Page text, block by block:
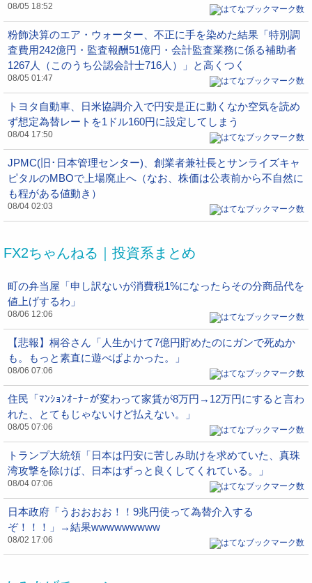
08/05 18:52
粉飾決算のエア・ウォーター、不正に手を染めた結果「特別調
査費用242億円・監査報酬51億円・会計監査業務に係る補助者
1267人（このうち公認会計士716人）」と高くつく
08/05 01:47
トヨタ自動車、日米協調介入で円安是正に動くなか空気を読め
ず想定為替レートを1ドル160円に設定してしまう
08/04 17:50
JPMC(旧･日本管理センター)、創業者兼社長とサンライズキャ
ピタルのMBOで上場廃止へ（なお、株価は公表前から不自然に
も程がある値動き）
08/04 02:03
FX2ちゃんねる｜投資系まとめ
町の弁当屋「申し訳ないが消費税1%になったらその分商品代を
値上げするわ」
08/06 12:06
【悲報】桐谷さん「人生かけて7億円貯めたのにガンで死ぬか
も。もっと素直に遊べばよかった。」
08/06 07:06
住民「ﾏﾝｼｮﾝｵｰﾅｰが変わって家賃が8万円→12万円にすると言わ
れた、とてもじゃないけど払えない。」
08/05 07:06
トランプ大統領「日本は円安に苦しみ助けを求めていた、真珠
湾攻撃を除けば、日本はずっと良くしてくれている。」
08/04 07:06
日本政府「うおおおお！！9兆円使って為替介入する
ぞ！！！」→結果wwwwwwwww
08/02 17:06